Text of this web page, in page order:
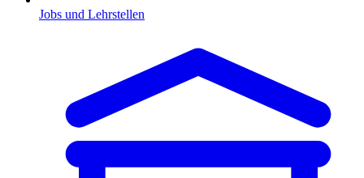
Jobs und Lehrstellen